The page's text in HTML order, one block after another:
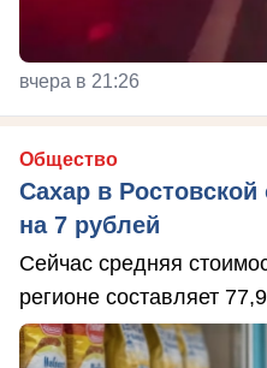
вчера в 21:26
Общество
Сахар в
на 7 рублей
Сейчас средняя
регионе составляет